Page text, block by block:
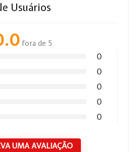
Usuários
fora de 5
0
0
0
0
0
UMA AVALIAÇÃO